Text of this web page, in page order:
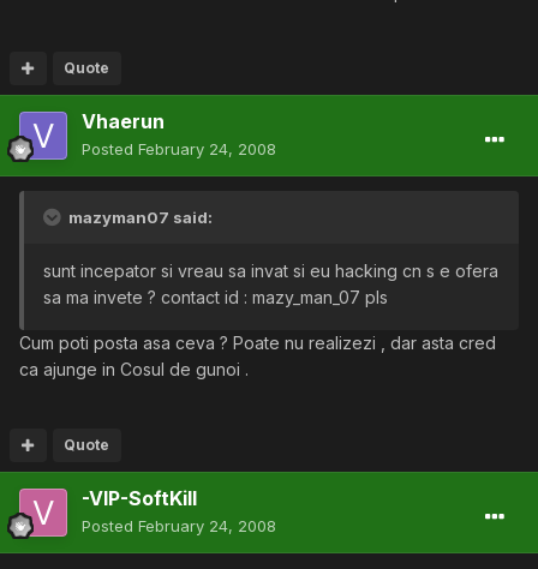
Quote
Vhaerun
Posted February 24, 2008
mazyman07 said:
sunt incepator si vreau sa invat si eu hacking cn s e ofera
sa ma invete ? contact id : mazy_man_07 pls
Cum poti posta asa ceva ? Poate nu realizezi , dar asta cred
ca ajunge in Cosul de gunoi .
Quote
-VIP-SoftKill
Posted February 24, 2008